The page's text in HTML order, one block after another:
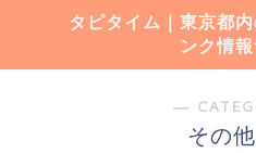
タピタイム｜東京都
ンク情
―
その